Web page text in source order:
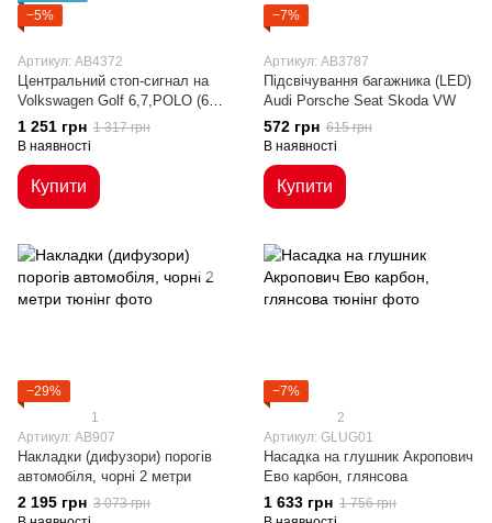
−5%
Артикул: AB4372
Центральний стоп-сигнал на
Volkswagen Golf 6,7,POLO (6R,
6C) GOLF PLUS
1 251 грн 1 317 грн
В наявності
Купити
−7%
Артикул: AB3787
Підсвічування багажника (LED)
Audi Porsche Seat Skoda VW
572 грн 615 грн
В наявності
Купити
−29%
1
Артикул: AB907
Накладки (дифузори) порогів
автомобіля, чорні 2 метри
2 195 грн 3 073 грн
−7%
2
Артикул: GLUG01
Насадка на глушник Акропович
Ево карбон, глянсова
1 633 грн 1 756 грн